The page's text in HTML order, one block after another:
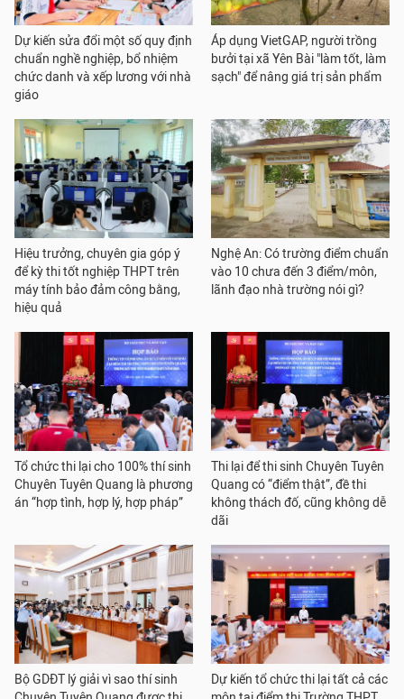
Dự kiến sửa đổi một số quy định
chuẩn nghề nghiệp, bổ nhiệm
chức danh và xếp lương với nhà
giáo
Áp dụng VietGAP, người trồng
bưởi tại xã Yên Bài "làm tốt, làm
sạch" để nâng giá trị sản phẩm
Hiệu trưởng, chuyên gia góp ý
để kỳ thi tốt nghiệp THPT trên
máy tính bảo đảm công bằng,
hiệu quả
Nghệ An: Có trường điểm chuẩn
vào 10 chưa đến 3 điểm/môn,
lãnh đạo nhà trường nói gì?
Tổ chức thi lại cho 100% thí sinh
Chuyên Tuyên Quang là phương
án “hợp tình, hợp lý, hợp pháp”
Thi lại để thi sinh Chuyên Tuyên
Quang có “điểm thật”, đề thi
không thách đố, cũng không dễ
dãi
Bộ GDĐT lý giải vì sao thí sinh
Dự kiến tổ chức thi lại tất cả các